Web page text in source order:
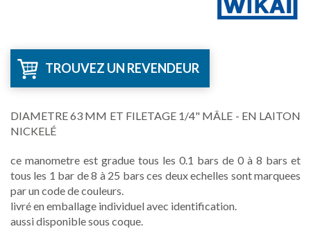
TROUVEZ UN REVENDEUR
DIAMETRE 63 MM ET FILETAGE 1/4" MÂLE - EN LAITON
NICKELÉ
ce manometre est gradue tous les 0.1 bars de 0 à 8 bars et
tous les 1 bar de 8 à 25 bars ces deux echelles sont marquees
par un code de couleurs.
livré en emballage individuel avec identification.
aussi disponible sous coque.